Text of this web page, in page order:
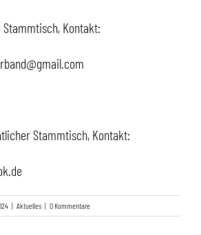
Kontakt:
Stammtisch, Kontakt:
| Aktuelles | 0 Kommentare